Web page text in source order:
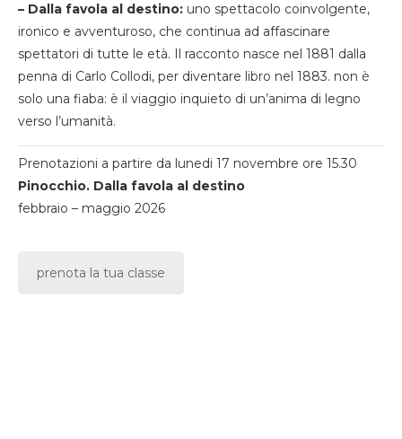
– Dalla favola al destino: uno spettacolo coinvolgente,
ironico e avventuroso, che continua ad affascinare
spettatori di tutte le età. Il racconto nasce nel 1881 dalla
penna di Carlo Collodi, per diventare libro nel 1883. non è
solo una fiaba: è il viaggio inquieto di un’anima di legno
verso l’umanità.
Prenotazioni a partire da lunedi 17 novembre ore 15.30
Pinocchio. Dalla favola al destino
febbraio – maggio 2026
prenota la tua classe